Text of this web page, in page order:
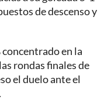
de descenso y
en la
rondas finales de
el duelo ante el